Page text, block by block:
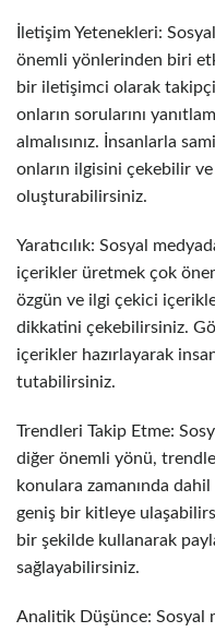
İletişim Yetenekleri:
önemli yönlerinden biri
bir iletişimci olarak
onların sorularını
almalısınız. İnsanlarla
onların ilgisini çekebilir
oluşturabilirsiniz.
Yaratıcılık: Sosyal
içerikler üretmek çok
özgün ve ilgi çekici
dikkatini çekebilirsiniz.
içerikler hazırlayarak
tutabilirsiniz.
Trendleri Takip Etme:
diğer önemli yönü,
konulara zamanında
geniş bir kitleye
bir şekilde kullanarak
sağlayabilirsiniz.
Analitik Düşünce: Sosyal